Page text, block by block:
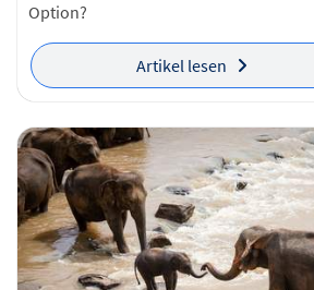
Option?
Artikel lesen